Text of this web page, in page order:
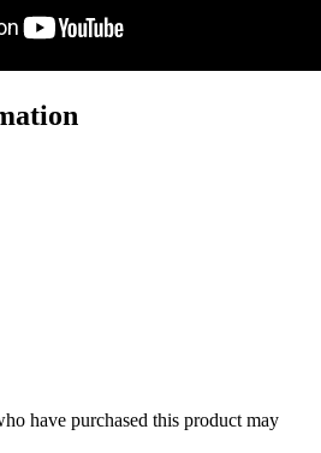
have purchased this product may